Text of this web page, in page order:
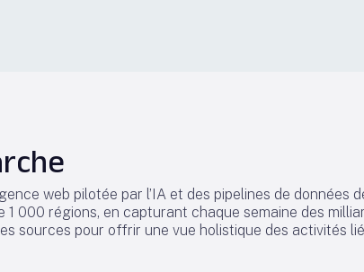
web pilotée par l’IA et des pipelines de données
000 régions, en capturant chaque semaine des
sources pour offrir une vue holistique des activités